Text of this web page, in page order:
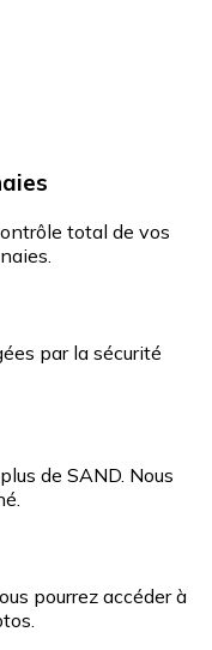
total de vos
par la sécurité
de SAND. Nous
pourrez accéder à